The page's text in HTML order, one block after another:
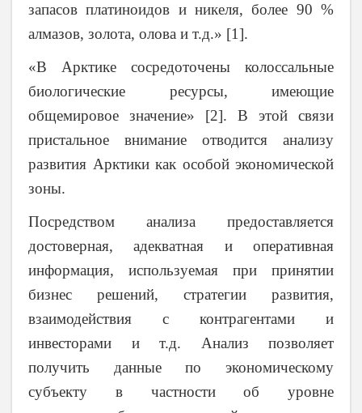
запасов платиноидов и никеля, более 90 %
алмазов, золота, олова и т.д.» [1].
«В Арктике сосредоточены колоссальные
биологические ресурсы, имеющие
общемировое значение» [2]. В этой связи
пристальное внимание отводится анализу
развития Арктики как особой экономической
зоны.
Посредством анализа предоставляется
достоверная, адекватная и оперативная
информация, используемая при принятии
бизнес решений, стратегии развития,
взаимодействия с контрагентами и
инвесторами и т.д. Анализ позволяет
получить данные по экономическому
субъекту в частности об уровне